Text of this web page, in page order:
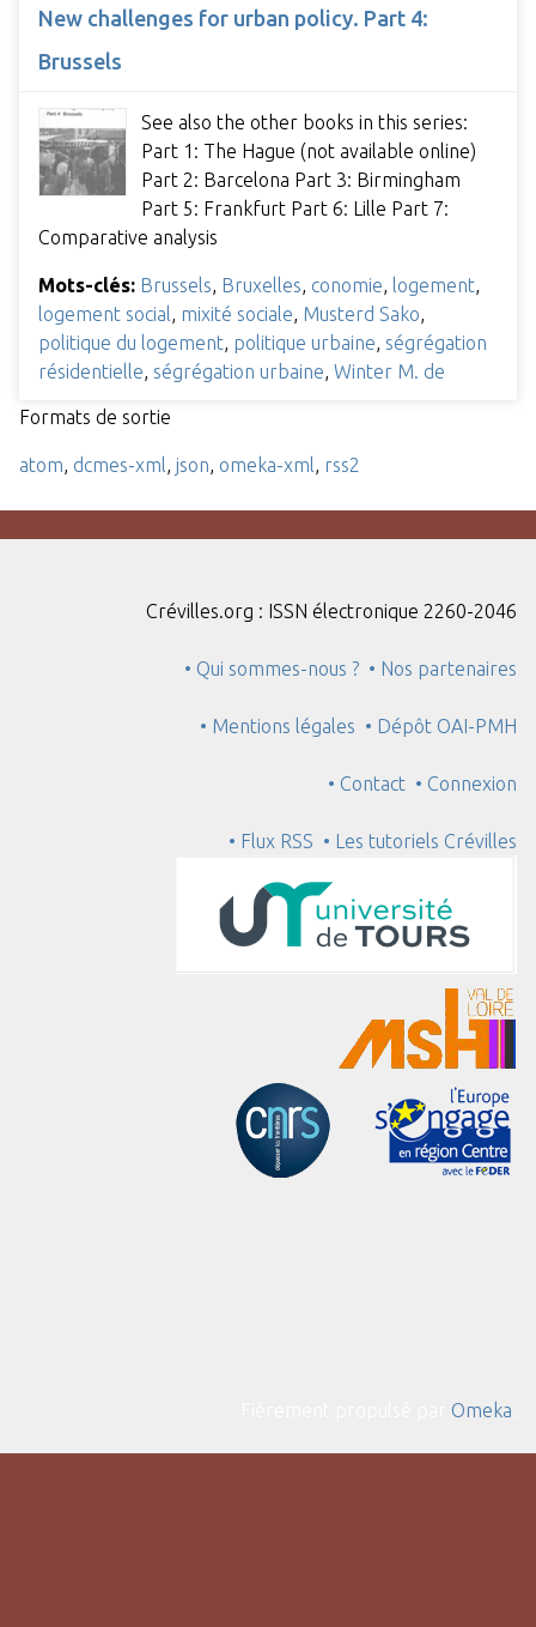
New challenges for urban policy. Part 4:
Brussels
See also the other books in this series:
Part 1: The Hague (not available online)
Part 2: Barcelona Part 3: Birmingham
Part 5: Frankfurt Part 6: Lille Part 7:
Comparative analysis
Mots-clés: Brussels, Bruxelles, conomie, logement,
logement social, mixité sociale, Musterd Sako,
politique du logement, politique urbaine, ségrégation
résidentielle, ségrégation urbaine, Winter M. de
Formats de sortie
atom, dcmes-xml, json, omeka-xml, rss2
Crévilles.org : ISSN électronique 2260-2046
• Qui sommes-nous ? • Nos partenaires
• Mentions légales • Dépôt OAI-PMH
• Contact • Connexion
• Flux RSS • Les tutoriels Crévilles
Omeka